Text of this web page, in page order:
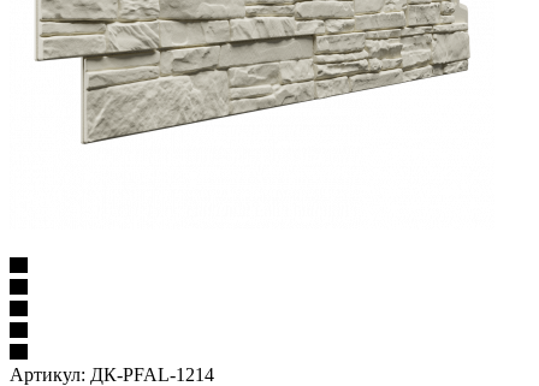
Артикул: ДК-PFAL-1214